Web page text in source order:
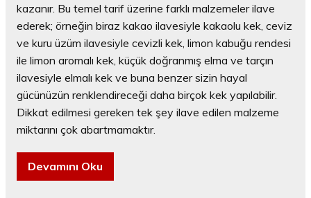
kazanır. Bu temel tarif üzerine farklı malzemeler ilave
ederek; örneğin biraz kakao ilavesiyle kakaolu kek, ceviz
ve kuru üzüm ilavesiyle cevizli kek, limon kabuğu rendesi
ile limon aromalı kek, küçük doğranmış elma ve tarçın
ilavesiyle elmalı kek ve buna benzer sizin hayal
gücünüzün renklendireceği daha birçok kek yapılabilir.
Dikkat edilmesi gereken tek şey ilave edilen malzeme
miktarını çok abartmamaktır.
Devamını Oku